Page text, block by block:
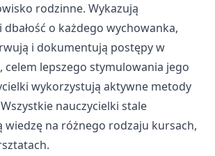
rodzinne. Wykazują
o każdego wychowanka,
i dokumentują postępy w
celem lepszego stymulowania jego
wykorzystują aktywne metody
nauczycielki stale
wiedzę na różnego rodzaju kursach,